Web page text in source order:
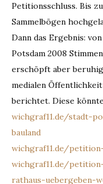
Petitionsschluss. Bis
Sammelbögen
Dann das Ergebnis:
Potsdam 2008
erschöpft aber
medialen
berichtet. Diese
wichgraf11.de/stadt-
bauland
wichgraf11.de/
wichgraf11.de/
rathaus-uebergeben-